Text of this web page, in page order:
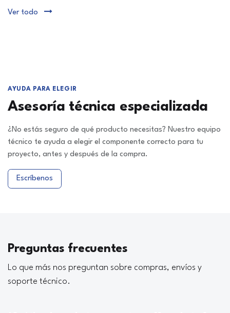
Ver todo
AYUDA PARA ELEGIR
Asesoría técnica especializada
¿No estás seguro de qué producto necesitas? Nuestro equipo
técnico te ayuda a elegir el componente correcto para tu
proyecto, antes y después de la compra.
Escríbenos
Preguntas frecuentes
Lo que más nos preguntan sobre compras, envíos y
soporte técnico.